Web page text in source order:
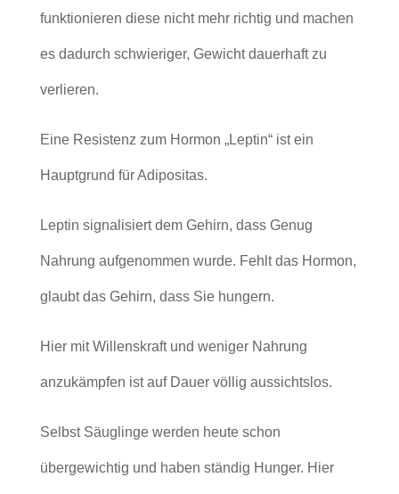
funktionieren diese nicht mehr richtig und machen
es dadurch schwieriger, Gewicht dauerhaft zu
verlieren.
Eine Resistenz zum Hormon „Leptin“ ist ein
Hauptgrund für Adipositas.
Leptin signalisiert dem Gehirn, dass Genug
Nahrung aufgenommen wurde. Fehlt das Hormon,
glaubt das Gehirn, dass Sie hungern.
Hier mit Willenskraft und weniger Nahrung
anzukämpfen ist auf Dauer völlig aussichtslos.
Selbst Säuglinge werden heute schon
übergewichtig und haben ständig Hunger. Hier